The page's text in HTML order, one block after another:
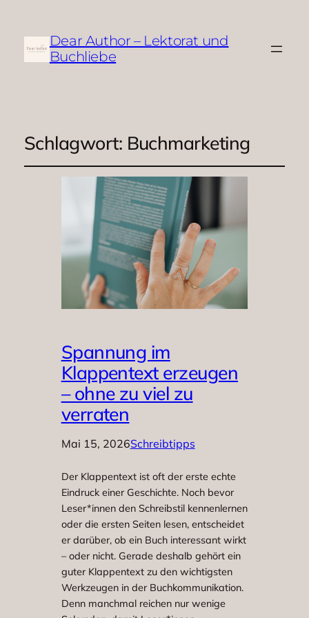
Dear Author – Lektorat und
Buchliebe
Schlagwort: Buchmarketing
Spannung im
Klappentext erzeugen
– ohne zu viel zu
verraten
Mai 15, 2026Schreibtipps
Der Klappentext ist oft der erste echte
Eindruck einer Geschichte. Noch bevor
Leser*innen den Schreibstil kennenlernen
oder die ersten Seiten lesen, entscheidet
er darüber, ob ein Buch interessant wirkt
– oder nicht. Gerade deshalb gehört ein
guter Klappentext zu den wichtigsten
Werkzeugen in der Buchkommunikation.
Denn manchmal reichen nur wenige